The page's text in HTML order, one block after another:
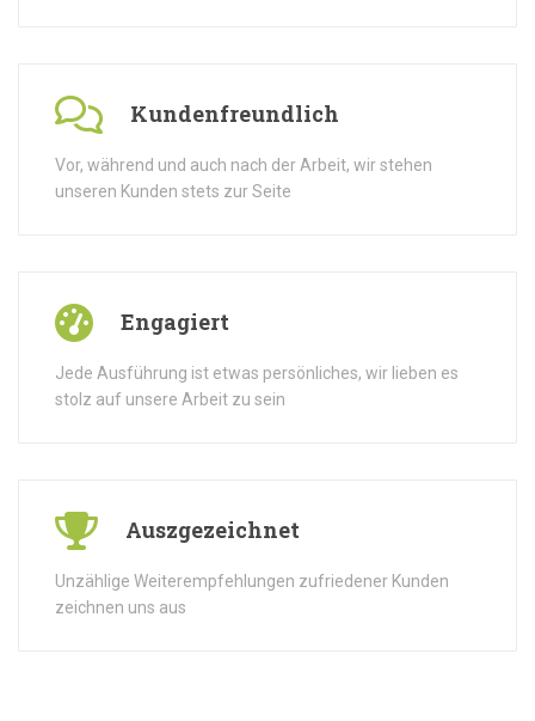
Kundenfreundlich
Vor, während und auch nach der Arbeit, wir stehen
unseren Kunden stets zur Seite
Engagiert
Jede Ausführung ist etwas persönliches, wir lieben es
stolz auf unsere Arbeit zu sein
Auszgezeichnet
Unzählige Weiterempfehlungen zufriedener Kunden
zeichnen uns aus